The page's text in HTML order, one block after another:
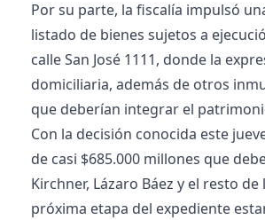
Por su parte, la fiscalía impulsó
listado de bienes sujetos a
calle San José 1111, donde la
domiciliaria, además de otros
que deberían integrar el
Con la decisión conocida este
de casi $685.000 millones que
Kirchner, Lázaro Báez y el resto
próxima etapa del expediente